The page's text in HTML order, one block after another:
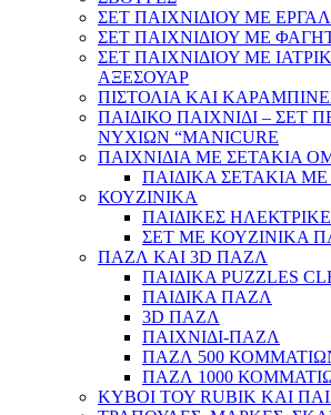
ΣΕΤ ΠΑΙΧΝΙΔΙΟΥ ΜΕ
ΣΕΤ ΠΑΙΧΝΙΔΙΟΥ ΜΕ
ΣΕΤ ΠΑΙΧΝΙΔΙΟΥ ΜΕ
ΑΞΕΣΟΥΑΡ
ΠΙΣΤΟΛΙΑ ΚΑΙ
ΠΑΙΔΙΚΟ ΠΑΙΧΝΙΔΙ – ΣΕΤ
ΝΥΧΙΩΝ “MANICURE
ΠΑΙΧΝΙΔΙΑ ΜΕ ΣΕΤΑΚΙΑ
ΠΑΙΔΙΚΑ ΣΕΤΑΚΙΑ
ΚΟΥΖΙΝΙΚΑ
ΠΑΙΔΙΚΕΣ
ΣΕΤ ΜΕ ΚΟΥΖΙΝΙΚΑ
ΠΑΖΛ ΚΑΙ 3D ΠΑΖΛ
ΠΑΙΔΙΚΑ PUZZLES
ΠΑΙΔΙΚΑ ΠΑΖΛ
3D ΠΑΖΛ
ΠΑΙΧΝΙΔΙ-ΠΑΖΛ
ΠΑΖΛ 500
ΠΑΖΛ 1000
ΚΥΒΟΙ ΤΟΥ RUBIK ΚΑΙ